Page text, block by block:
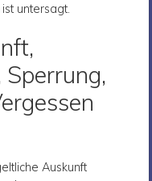
untersagt.
Auskunft